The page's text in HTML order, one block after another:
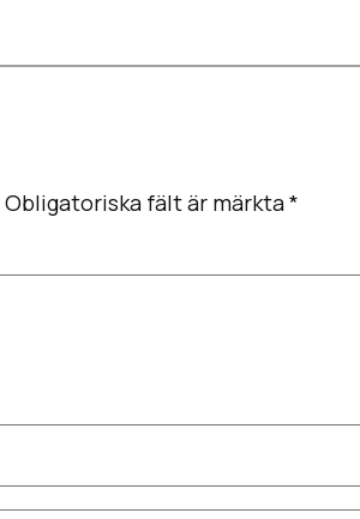
Obligatoriska fält är märkta*